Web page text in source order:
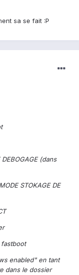
sa se fait :P
DEBOGAGE (dans
STOKAGE DE
fastboot
enabled" en tant
dans le dossier